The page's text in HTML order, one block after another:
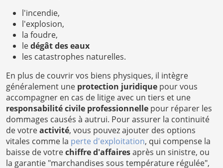
l'incendie,
l'explosion,
la foudre,
ledégât des eaux
les catastrophes naturelles.
En plus de couvrir vos biens physiques, il intègre
généralement une protection juridique pour vous
accompagner en cas de litige avec un tiers et une
responsabilité civile professionnelle pour réparer les
dommages causés à autrui. Pour assurer la continuité
de votreactivité, vous pouvez ajouter des options
vitales comme la perte d'exploitation, qui compense la
baisse de votrechiffre d'affairesaprès un sinistre, ou
la garantie "marchandises sous température régulée",